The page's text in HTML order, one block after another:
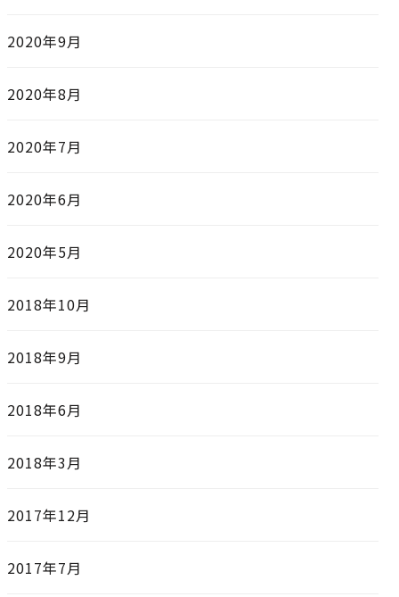
2020年9月
2020年8月
2020年7月
2020年6月
2020年5月
2018年10月
2018年9月
2018年6月
2018年3月
2017年12月
2017年7月